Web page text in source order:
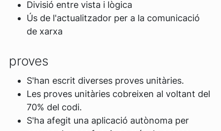
Divisió entre vista i lògica
Ús de l'actualitzador per a la comunicació
de xarxa
proves
S'han escrit diverses proves unitàries.
Les proves unitàries cobreixen al voltant del
70% del codi.
S'ha afegit una aplicació autònoma per